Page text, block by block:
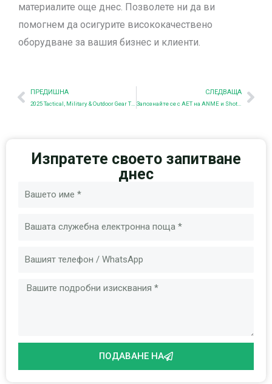
материалите още днес. Позволете ни да ви
помогнем да осигурите висококачествено
оборудване за вашия бизнес и клиенти.
Предишна
ПРЕДИШНА СЛЕДВАЩА
Запознайте се с AET на ANME и Shot Show 2025!
Изпратете своето запитване
днес
Имейл
ПОДАВАНЕ НА